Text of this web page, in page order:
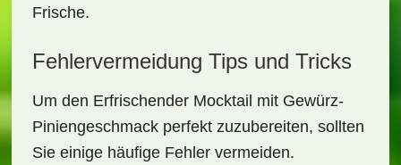
Frische.
Fehlervermeidung Tips und Tricks
Um den Erfrischender Mocktail mit Gewürz-
Piniengeschmackperfekt zuzubereiten, sollten
Sie einige häufige Fehler vermeiden.